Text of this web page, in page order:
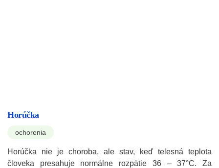
Horúčka
ochorenia
Horúčka nie je choroba, ale stav, keď telesná teplota
človeka presahuje normálne rozpätie 36 – 37°C. Za